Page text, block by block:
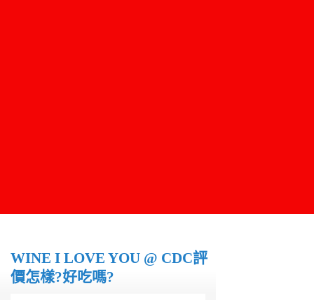
WINE I LOVE YOU @ CDC評
價怎樣?好吃嗎?